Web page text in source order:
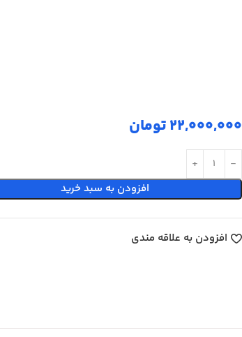
22,000,000تومان
افزودن به سبد خرید
افزودن به علاقه مندی